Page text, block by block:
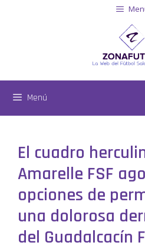
Menú
El cuadro
Amarelle FSF
opciones de
una dolorosa
del Guadalcacín